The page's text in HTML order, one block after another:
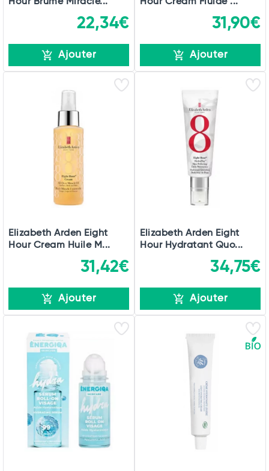
22,34€
Ajouter
31,90€
Ajouter
Elizabeth Arden Eight
Hour Cream Huile M...
31,42€
Ajouter
Elizabeth Arden Eight
Hour Hydratant Quo...
34,75€
Ajouter